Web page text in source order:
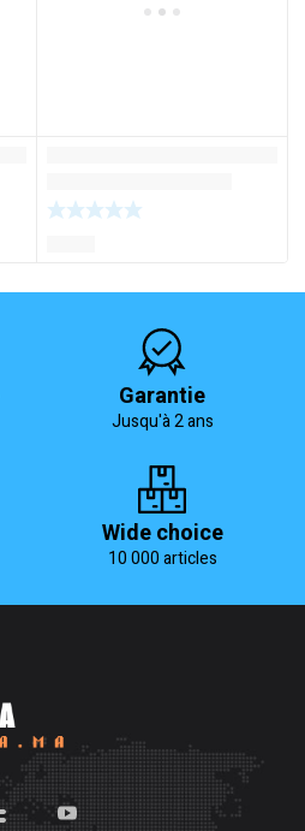
Garantie
Jusqu'à 2 ans
Wide choice
10 000 articles